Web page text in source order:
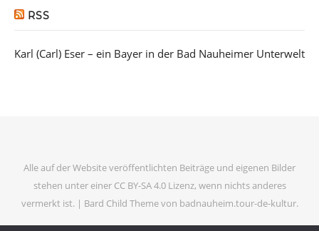
RSS
Karl (Carl) Eser – ein Bayer in der Bad Nauheimer Unterwelt
Alle auf der Website veröffentlichten Beiträge und eigenen Bilder
stehen unter einer CC BY-SA 4.0 Lizenz, wenn nichts anderes
vermerkt ist. | Bard Child Theme von badnauheim.tour-de-kultur.